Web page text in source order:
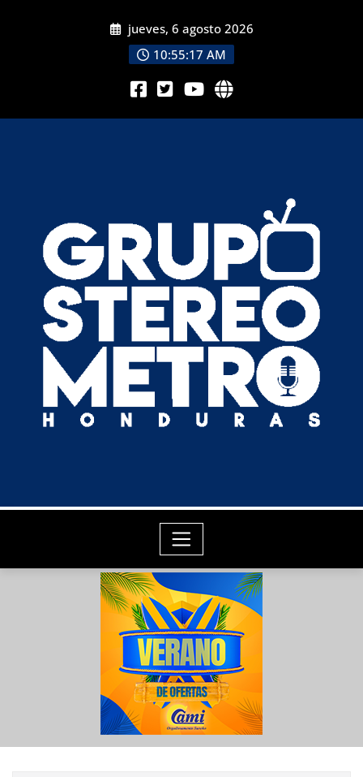
jueves, 6 agosto 2026
10:55:19 AM